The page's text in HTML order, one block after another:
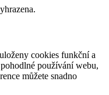
cookies funkční a
používání webu,
můžete snadno